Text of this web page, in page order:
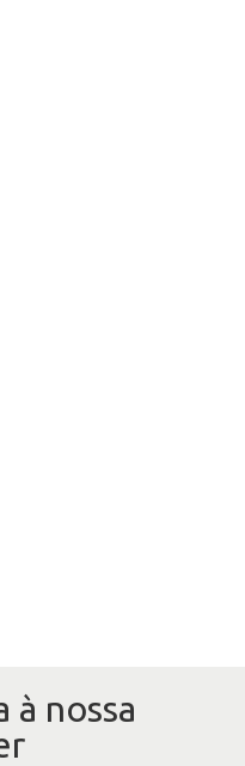
à nossa